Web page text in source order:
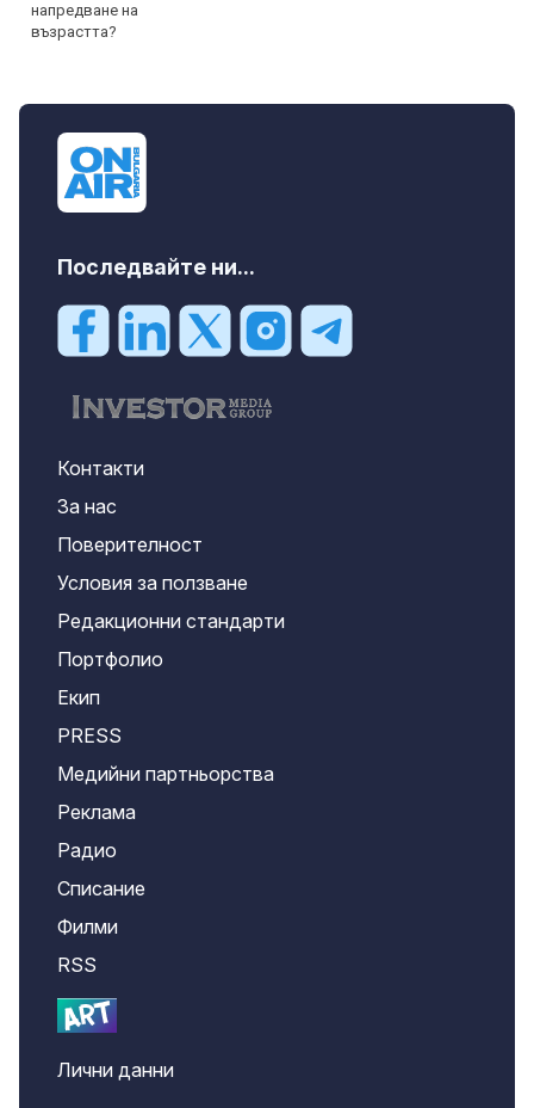
Последвайте ни...
Контакти
За нас
Поверителност
Условия за ползване
Редакционни стандарти
Портфолио
Екип
PRESS
Медийни партньорства
Реклама
Радио
Списание
Филми
RSS
Лични данни